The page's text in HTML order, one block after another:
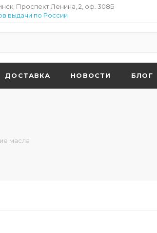
Проспект Ленина, 2, оф. 308Б
выдачи по России
ДОСТАВКА НОВОСТИ БЛОГ
масла